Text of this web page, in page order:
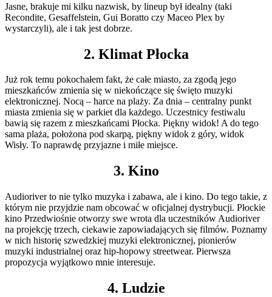
Jasne, brakuje mi kilku nazwisk, by lineup był idealny (taki
Recondite, Gesaffelstein, Gui Boratto czy Maceo Plex by
wystarczyli), ale i tak jest dobrze.
2. Klimat Płocka
Już rok temu pokochałem fakt, że całe miasto, za zgodą jego
mieszkańców zmienia się w niekończące się święto muzyki
elektronicznej. Nocą – harce na plaży. Za dnia – centralny punkt
miasta zmienia się w parkiet dla każdego. Uczestnicy festiwalu
bawią się razem z mieszkańcami Płocka. Piękny widok! A do tego
sama plaża, położona pod skarpą, piękny widok z góry, widok
Wisły. To naprawdę przyjazne i miłe miejsce.
3. Kino
Audioriver to nie tylko muzyka i zabawa, ale i kino. Do tego takie, z
którym nie przyjdzie nam obcować w oficjalnej dystrybucji. Płockie
kino Przedwiośnie otworzy swe wrota dla uczestników Audioriver
na projekcję trzech, ciekawie zapowiadających się filmów. Poznamy
w nich historię szwedzkiej muzyki elektronicznej, pionierów
muzyki industrialnej oraz hip-hopowy streetwear. Pierwsza
propozycja wyjątkowo mnie interesuje.
4. Ludzie